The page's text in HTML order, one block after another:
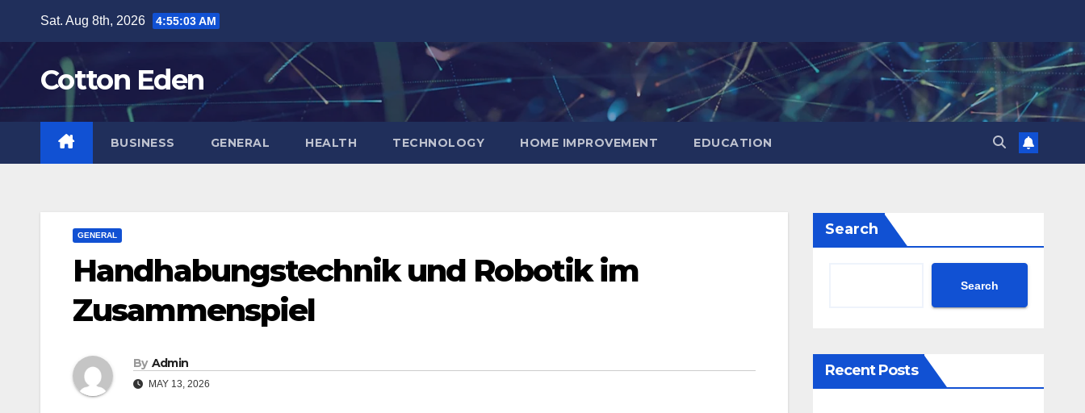
content
Sat. Aug 8th, 2026 4:55:04 AM
Cotton Eden
BUSINESS GENERAL HEALTH TECHNOLOGY HOME IMPROVEMENT EDUCATION
GENERAL
Handhabungstechnik und Robotik im
Zusammenspiel
By Admin
MAY 13, 2026
Search
Search
Recent Posts